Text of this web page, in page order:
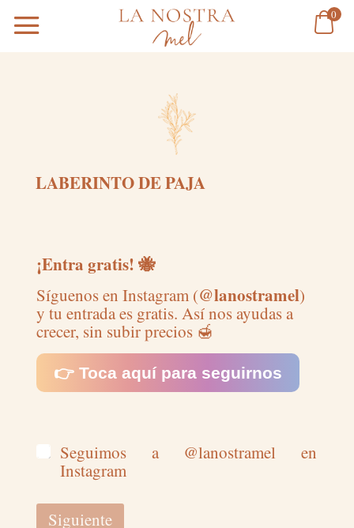
0
LABERINTO DE PAJA
¡Entra gratis! 🐝
Síguenos en Instagram (@lanostramel)
y tu entrada es gratis. Así nos ayudas a
crecer, sin subir precios 🍯
👉 Toca aquí para seguirnos
Seguimos a @lanostramel en
Instagram
Siguiente